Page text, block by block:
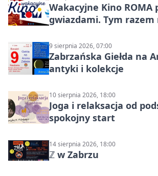
Wakacyjne Kino ROMA
gwiazdami. Tym razem
9 sierpnia 2026, 07:00
Zabrzańska Giełda na
antyki i kolekcje
10 sierpnia 2026, 18:00
Joga i relaksacja od
spokojny start
14 sierpnia 2026, 18:00
ℤ w Zabrzu